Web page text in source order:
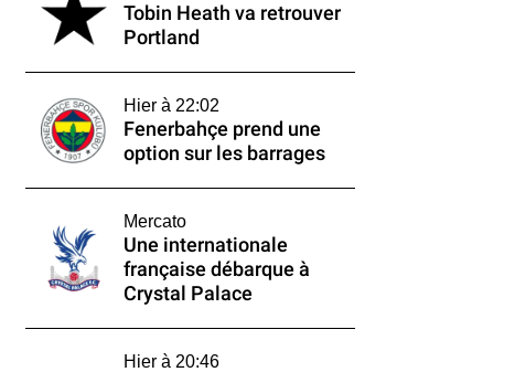
Tobin Heath va retrouver
Portland
Hier à 22:02
Fenerbahçe prend une
option sur les barrages
Mercato
Une internationale
française débarque à
Crystal Palace
Hier à 20:46